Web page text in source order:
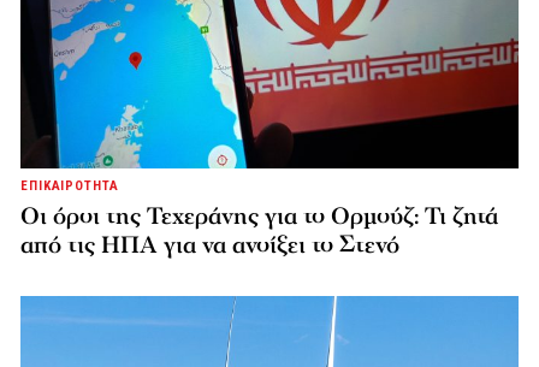
ΕΠΙΚΑΙΡΟΤΗΤΑ
Οι όροι της Τεχεράνης για το Ορμούζ: Τι ζητά
από τις ΗΠΑ για να ανοίξει το Στενό